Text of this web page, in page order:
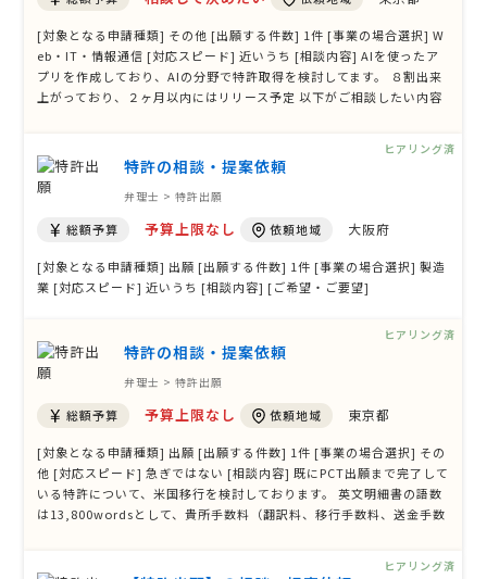
[対象となる申請種類] その他 [出願する件数] 1件 [事業の場合選択] W
eb・IT・情報通信 [対応スピード] 近いうち [相談内容] AIを使ったア
プリを作成しており、AIの分野で特許取得を検討してます。 ８割出来
上がっており、２ヶ月以内にはリリース予定 以下がご相談したい内容
[ご希望・ …
特許の相談・提案依頼
弁理士 > 特許出願
総額予算 予算上限なし 依頼地域 大阪府
[対象となる申請種類] 出願 [出願する件数] 1件 [事業の場合選択] 製造
業 [対応スピード] 近いうち [相談内容] [ご希望・ご要望]
ヒアリング済
特許の相談・提案依頼
弁理士 > 特許出願
総額予算 予算上限なし 依頼地域 東京都
[対象となる申請種類] 出願 [出願する件数] 1件 [事業の場合選択] その
他 [対応スピード] 急ぎではない [相談内容] 既にPCT出願まで完了して
いる特許について、米国移行を検討しております。 英文明細書の語数
は13,800wordsとして、貴所手数料（翻訳料、移行手数料、送金手数
ヒアリング済
ヒアリング済